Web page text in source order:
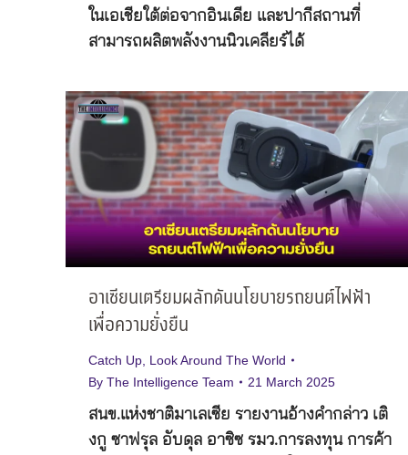
ในเอเชียใต้ต่อจากอินเดีย และปากีสถานที่
สามารถผลิตพลังงานนิวเคลียร์ได้
อาเซียนเตรียมผลักดันนโยบายรถยนต์ไฟฟ้า
เพื่อความยั่งยืน
Catch Up Look Around The World
By The Intelligence Team 21 March 2025
สนข.แห่งชาติมาเลเซีย รายงานอ้างคำกล่าว เติ
งกู ซาฟรุล อับดุล อาซิซ รมว.การลงทุน การค้า